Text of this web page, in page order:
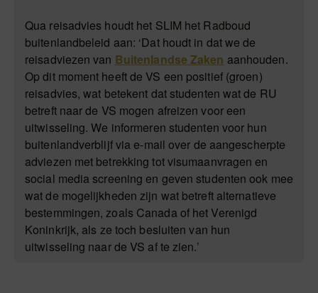
Qua reisadvies houdt het SLIM het Radboud
buitenlandbeleid aan: ‘Dat houdt in dat we de
reisadviezen van Buitenlandse Zaken aanhouden.
Op dit moment heeft de VS een positief (groen)
reisadvies, wat betekent dat studenten wat de RU
betreft naar de VS mogen afreizen voor een
uitwisseling. We informeren studenten voor hun
buitenlandverblijf via e-mail over de aangescherpte
adviezen met betrekking tot visumaanvragen en
social media screening en geven studenten ook mee
wat de mogelijkheden zijn wat betreft alternatieve
bestemmingen, zoals Canada of het Verenigd
Koninkrijk, als ze toch besluiten van hun
uitwisseling naar de VS af te zien.’